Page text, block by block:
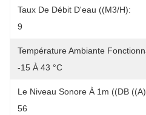
Taux De Débit D'eau ((m3/h):
9
Température Ambiante
-15 À 43 °C
Le Niveau Sonore À 1m ((dB
56